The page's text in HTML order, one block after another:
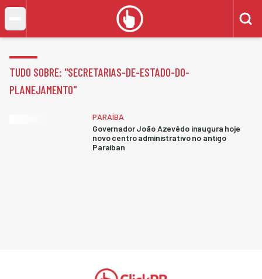
TUDO SOBRE: "SECRETARIAS-DE-ESTADO-DO-
PLANEJAMENTO"
PARAÍBA
Governador João Azevêdo inaugura hoje
novo centro administrativo no antigo
Paraiban